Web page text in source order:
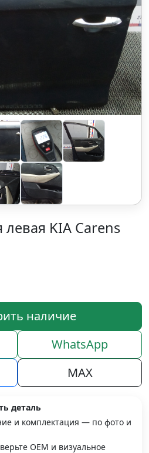
KIA Carens
наличие
WhatsApp
MAX
деталь
и комплектация — по фото и
OEM и визуальное